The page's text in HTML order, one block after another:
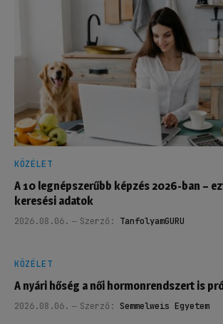
KÖZÉLET
A 10 legnépszerűbb képzés 2026-ban –
keresési adatok
2026.08.06. Szerző: TanfolyamGURU
KÖZÉLET
A nyári hőség a női hormonrendszert is
2026.08.06. Szerző: Semmelweis Egyetem